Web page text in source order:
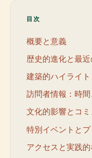
目次
概要と意義
歴史的進化と最
建築的ハイライ
訪問者情報：時
文化的影響とコ
特別イベントと
アクセスと実践的